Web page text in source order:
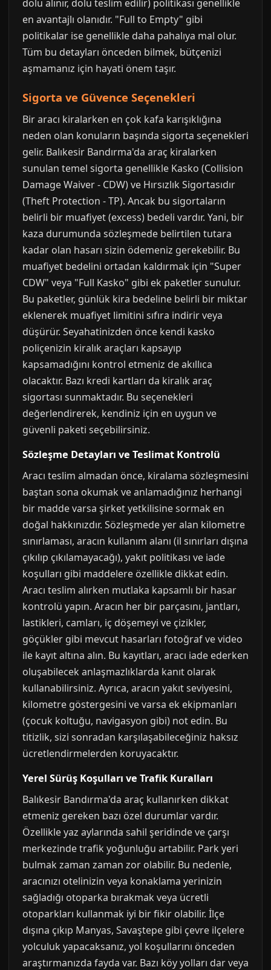
dolu alınır, dolu teslim edilir) politikası genellikle
en avantajlı olanıdır. "Full to Empty" gibi
politikalar ise genellikle daha pahalıya mal olur.
Tüm bu detayları önceden bilmek, bütçenizi
aşmamanız için hayati önem taşır.
Sigorta ve Güvence Seçenekleri
Bir aracı kiralarken en çok kafa karışıklığına
neden olan konuların başında sigorta seçenekleri
gelir. Balıkesir Bandırma'da araç kiralarken
sunulan temel sigorta genellikle Kasko (Collision
Damage Waiver - CDW) ve Hırsızlık Sigortasıdır
(Theft Protection - TP). Ancak bu sigortaların
belirli bir muafiyet (excess) bedeli vardır. Yani, bir
kaza durumunda sözleşmede belirtilen tutara
kadar olan hasarı sizin ödemeniz gerekebilir. Bu
muafiyet bedelini ortadan kaldırmak için "Super
CDW" veya "Full Kasko" gibi ek paketler sunulur.
Bu paketler, günlük kira bedeline belirli bir miktar
eklenerek muafiyet limitini sıfıra indirir veya
düşürür. Seyahatinizden önce kendi kasko
poliçenizin kiralık araçları kapsayıp
kapsamadığını kontrol etmeniz de akıllıca
olacaktır. Bazı kredi kartları da kiralık araç
sigortası sunmaktadır. Bu seçenekleri
değerlendirerek, kendiniz için en uygun ve
güvenli paketi seçebilirsiniz.
Sözleşme Detayları ve Teslimat Kontrolü
Aracı teslim almadan önce, kiralama sözleşmesini
baştan sona okumak ve anlamadığınız herhangi
bir madde varsa şirket yetkilisine sormak en
doğal hakkınızdır. Sözleşmede yer alan kilometre
sınırlaması, aracın kullanım alanı (il sınırları dışına
çıkılıp çıkılamayacağı), yakıt politikası ve iade
koşulları gibi maddelere özellikle dikkat edin.
Aracı teslim alırken mutlaka kapsamlı bir hasar
kontrolü yapın. Aracın her bir parçasını, jantları,
lastikleri, camları, iç döşemeyi ve çizikler,
göçükler gibi mevcut hasarları fotoğraf ve video
ile kayıt altına alın. Bu kayıtları, aracı iade ederken
oluşabilecek anlaşmazlıklarda kanıt olarak
kullanabilirsiniz. Ayrıca, aracın yakıt seviyesini,
kilometre göstergesini ve varsa ek ekipmanları
(çocuk koltuğu, navigasyon gibi) not edin. Bu
titizlik, sizi sonradan karşılaşabileceğiniz haksız
ücretlendirmelerden koruyacaktır.
Yerel Sürüş Koşulları ve Trafik Kuralları
Balıkesir Bandırma'da araç kullanırken dikkat
etmeniz gereken bazı özel durumlar vardır.
Özellikle yaz aylarında sahil şeridinde ve çarşı
merkezinde trafik yoğunluğu artabilir. Park yeri
bulmak zaman zaman zor olabilir. Bu nedenle,
aracınızı otelinizin veya konaklama yerinizin
sağladığı otoparka bırakmak veya ücretli
otoparkları kullanmak iyi bir fikir olabilir. İlçe
dışına çıkıp Manyas, Savaştepe gibi çevre ilçelere
yolculuk yapacaksanız, yol koşullarını önceden
araştırmanızda fayda var. Bazı köy yolları dar veya